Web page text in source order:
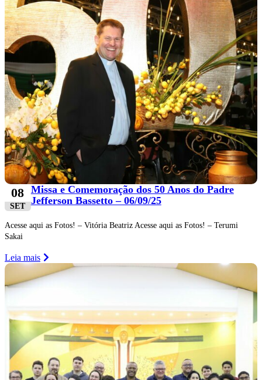
08
SET
Missa e Comemoração dos 50 Anos do Padre
Jefferson Bassetto – 06/09/25
Acesse aqui as Fotos! – Vitória Beatriz Acesse aqui as Fotos! – Terumi
Sakai
Leia mais